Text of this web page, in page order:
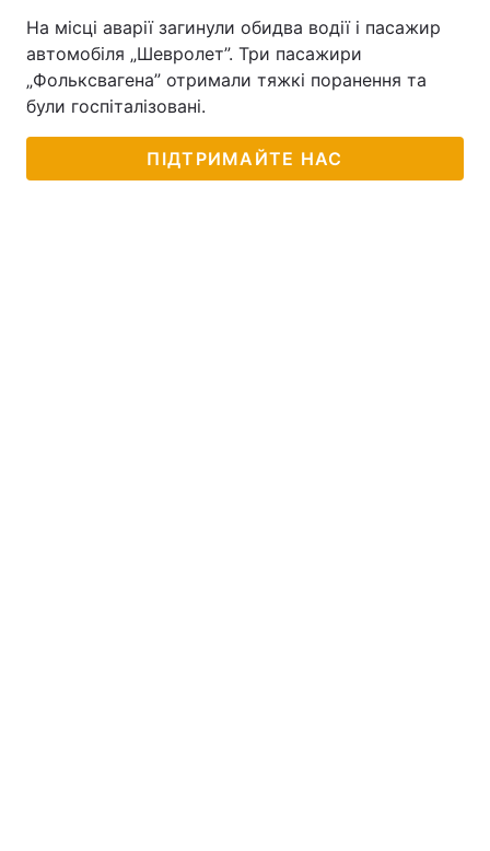
На місці аварії загинули обидва водії і пасажир
автомобіля „Шевролет”. Три пасажири
„Фольксвагена” отримали тяжкі поранення та
були госпіталізовані.
ПІДТРИМАЙТЕ НАС